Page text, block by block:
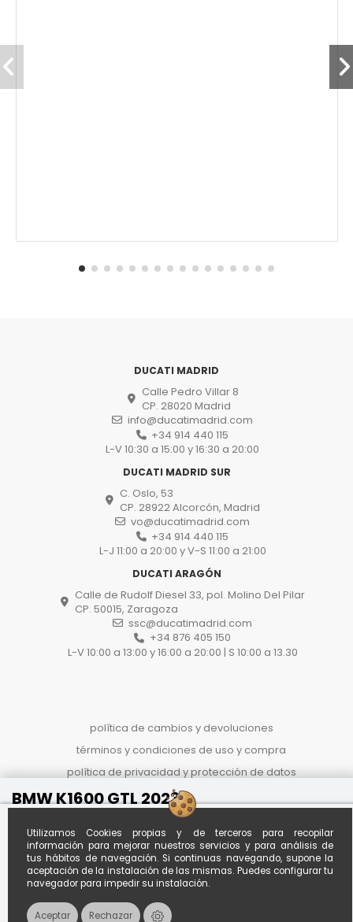
Utilizamos Cookies propias y de terceros para recopilar
información para mejorar nuestros servicios y para análisis de
tus hábitos de navegación. Si continuas navegando, supone la
aceptación de la instalación de las mismas. Puedes configurar tu
navegador para impedir su instalación.
Aceptar Rechazar
DUCATI MADRID
Calle Pedro Villar 8
CP. 28020 Madrid
info@ducatimadrid.com
+34 914 440 115
L-V 10:30 a 15:00 y 16:30 a 20:00
DUCATI MADRID SUR
C. Oslo, 53
CP. 28922 Alcorcón, Madrid
vo@ducatimadrid.com
+34 914 440 115
L-J 11:00 a 20:00 y V-S 11:00 a 21:00
DUCATI ARAGÓN
Calle de Rudolf Diesel 33, pol. Molino Del Pilar
CP. 50015, Zaragoza
ssc@ducatimadrid.com
+34 876 405 150
L-V 10:00 a 13:00 y 16:00 a 20:00 | S 10:00 a 13.30
política de cambios y devoluciones
términos y condiciones de uso y compra
política de privacidad y protección de datos
proceso de compra
politica de cookies
BMW K1600 GTL 2023
Al contado
21.990 €
Financiado desde *
152,74 € / mes
A108meses con entrada de
10.000,00 €
*Importe aproximado. Oferta no
vinculante sujeta a estudio.
Envío disponible a toda España por +150€
Calcula tu
cuota